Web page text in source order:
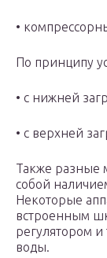
•
По принципу
• с нижней
• с верхней
Также разные
собой
Некоторые
встроенным
регулятором
воды.